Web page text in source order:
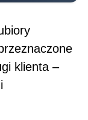
klienta –